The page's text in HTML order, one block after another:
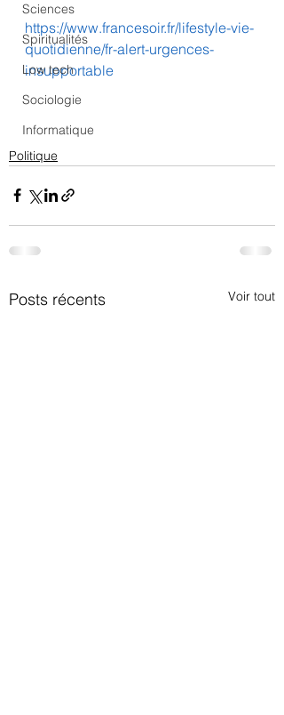
Sciences
Spiritualités
Low tech
Sociologie
Informatique
https://www.francesoir.fr/lifestyle-vie-
quotidienne/fr-alert-urgences-
insupportable
Politique
Posts récents Voir tout